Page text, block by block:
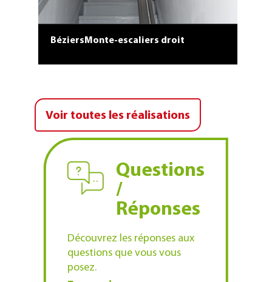
BéziersMonte-escaliers droit
Voir toutes les réalisations
Questions
/
Réponses
Découvrez les réponses aux
questions que vous vous
posez.